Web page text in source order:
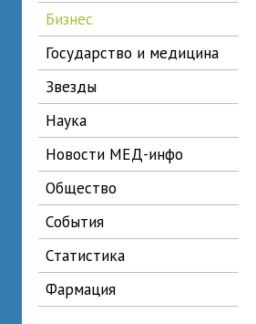
бизнес
государство и медицина
звезды
наука
новости МЕД-инфо
общество
события
статистика
фармация